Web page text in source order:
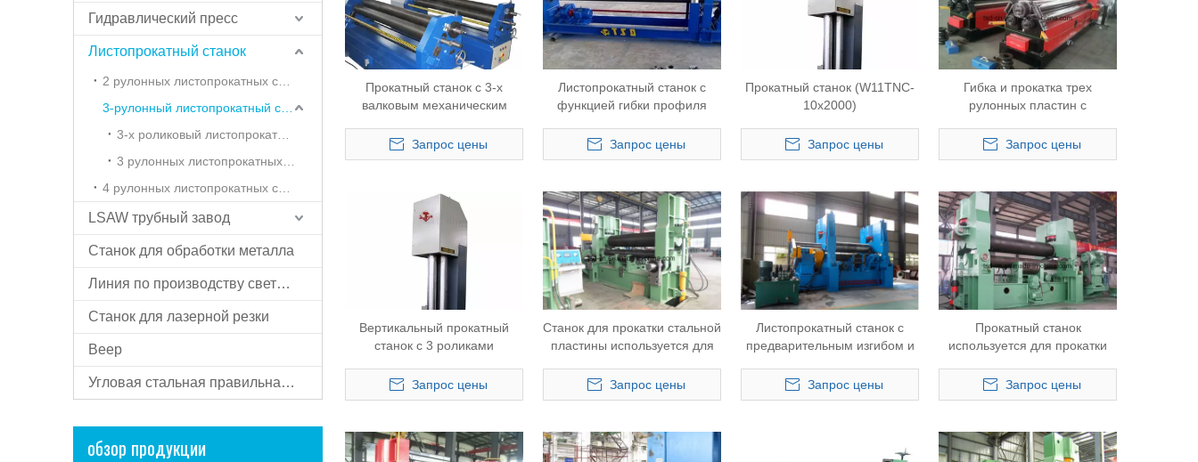
Гидравлический пресс
Листопрокатный станок
LSAW трубный завод
Станок для обработки металла
Линия по производству световых столбов
Станок для лазерной резки
Веер
Угловая стальная правильная машина
обзор продукции
Прокатный станок с 3-х
валковым механическим
Запрос цены
Листопрокатный станок с
функцией гибки профиля
Запрос цены
Прокатный станок (W11TNC-
10x2000)
Запрос цены
Гибка и прокатка трех
рулонных пластин с
Запрос цены
Вертикальный прокатный
станок с 3 роликами
Запрос цены
Станок для прокатки стальной
пластины используется для
(W11S-12X2500)
Запрос цены
Листопрокатный станок с
предварительным изгибом и
мм (W11S-50X3000)
Запрос цены
Прокатный станок
используется для прокатки
длиной 2500 мм (W11S-
50X2500)
Запрос цены